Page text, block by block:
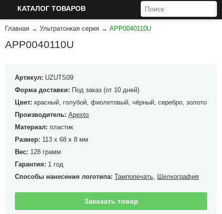
КАТАЛОГ ТОВАРОВ ФОРМА ПОИСКА
ПОИСК
Главная → Ультратонкая серия → APP0040110U
APP0040110U
Артикул: UZUTS09
Форма доставки: Под заказ (от 10 дней)
Цвет:красный, голубой, фиолетовый, чёрный, серебро, золото
Производитель:Apexto
Материал: пластик
Размер: 113 x 68 x 8 мм
Вес: 128 грамм
Гарантия: 1 год
Способы нанесения логотипа:Тампопечать Шелкография
Заказать товар